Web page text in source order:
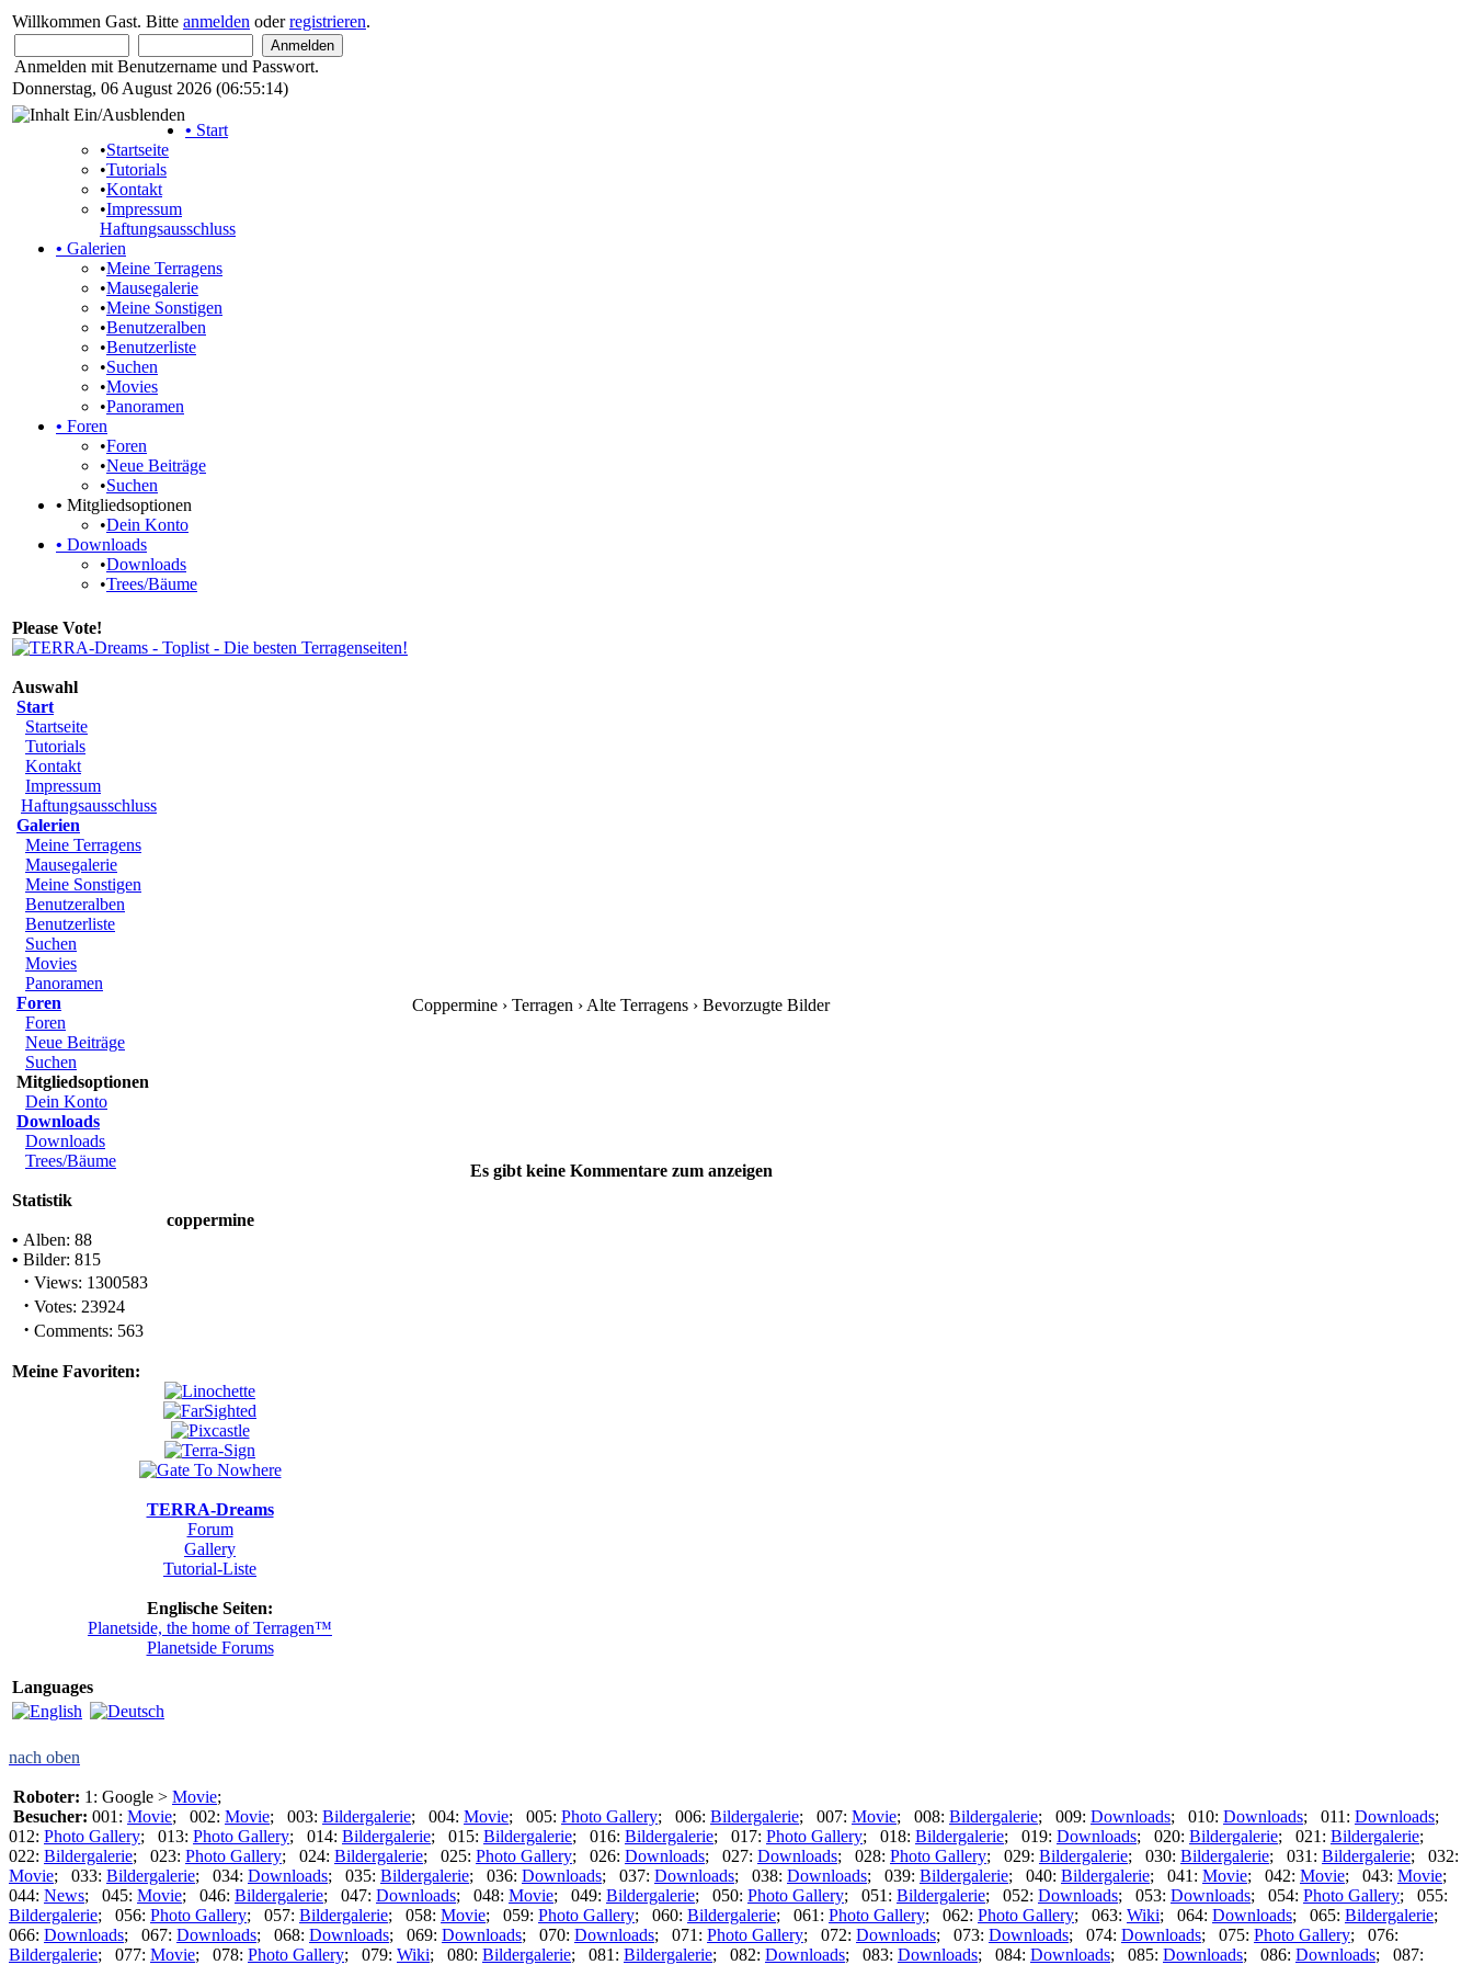
Willkommen Gast. Bitte anmelden oderregistrieren.
Anmelden mit Benutzername und Passwort.
Donnerstag, 06 August 2026 (06:55:14)
• Start
•Startseite
•Tutorials
•Kontakt
•Impressum
Haftungsausschluss
• Galerien
•Meine Terragens
•Mausegalerie
•Meine Sonstigen
•Benutzeralben
•Benutzerliste
•Suchen
•Movies
•Panoramen
• Foren
•Foren
•Neue Beiträge
•Suchen
• Mitgliedsoptionen
•Dein Konto
• Downloads
•Downloads
•Trees/Bäume
Please Vote!
Auswahl
Start
Startseite
Tutorials
Kontakt
Impressum
Haftungsausschluss
Galerien
Meine Terragens
Mausegalerie
Meine Sonstigen
Benutzeralben
Benutzerliste
Suchen
Movies
Panoramen
Foren
Foren
Neue Beiträge
Suchen
Mitgliedsoptionen
Dein Konto
Downloads
Downloads
Trees/Bäume
Statistik
coppermine
• Alben: 88
• Bilder: 815
· Views: 1300583
· Votes: 23924
· Comments: 563
Meine Favoriten:
TERRA-Dreams
Forum
Gallery
Tutorial-Liste
Englische Seiten:
Planetside, the home of Terragen™
Planetside Forums
Languages
Coppermine › Terragen › Alte Terragens › Bevorzugte Bilder
Es gibt keine Kommentare zum anzeigen
nach oben
Roboter: 1: Google > Movie;
Besucher: 001: Movie; 002: Movie; 003: Bildergalerie; 004: Movie; 005: Photo Gallery; 006: Bildergalerie; 007: Movie; 008: Bildergalerie; 009: Downloads; 010: Downloads; 011: Downloads;
012: Photo Gallery; 013: Photo Gallery; 014: Bildergalerie; 015: Bildergalerie; 016: Bildergalerie; 017: Photo Gallery; 018: Bildergalerie; 019: Downloads; 020: Bildergalerie; 021: Bildergalerie;
022: Bildergalerie; 023: Photo Gallery; 024: Bildergalerie; 025: Photo Gallery; 026: Downloads; 027: Downloads; 028: Photo Gallery; 029: Bildergalerie; 030: Bildergalerie; 031: Bildergalerie; 032:
Movie; 033: Bildergalerie; 034: Downloads; 035: Bildergalerie; 036: Downloads; 037: Downloads; 038: Downloads; 039: Bildergalerie; 040: Bildergalerie; 041: Movie; 042: Movie; 043: Movie;
044: News; 045: Movie; 046: Bildergalerie; 047: Downloads; 048: Movie; 049: Bildergalerie; 050: Photo Gallery; 051: Bildergalerie; 052: Downloads; 053: Downloads; 054: Photo Gallery; 055:
Bildergalerie; 056: Photo Gallery; 057: Bildergalerie; 058: Movie; 059: Photo Gallery; 060: Bildergalerie; 061: Photo Gallery; 062: Photo Gallery; 063: Wiki; 064: Downloads; 065: Bildergalerie;
066: Downloads; 067: Downloads; 068: Downloads; 069: Downloads; 070: Downloads; 071: Photo Gallery; 072: Downloads; 073: Downloads; 074: Downloads; 075: Photo Gallery; 076:
Bildergalerie; 077: Movie; 078: Photo Gallery; 079: Wiki; 080: Bildergalerie; 081: Bildergalerie; 082: Downloads; 083: Downloads; 084: Downloads; 085: Downloads; 086: Downloads; 087: